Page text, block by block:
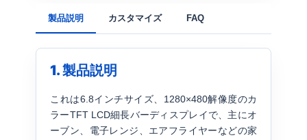
製品説明 カスタマイズ FAQ
1. 製品説明
これは6.8インチサイズ、1280×480解像度のカ
ラーTFT LCD細長バーディスプレイで、主にオ
ーブン、電子レンジ、エアフライヤーなどの家